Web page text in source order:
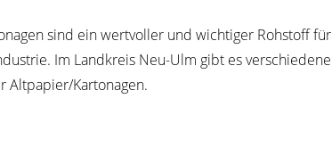
sind ein wertvoller und wichtiger Rohstoff
Im Landkreis Neu-Ulm gibt es verschiedene
Altpapier/Kartonagen.